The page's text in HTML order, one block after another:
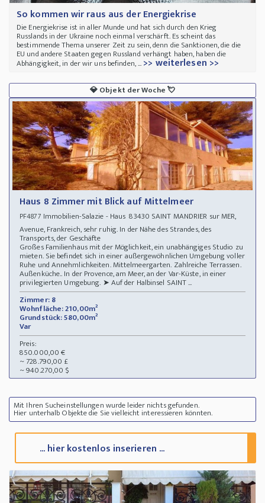
So kommen wir raus aus der Energiekrise
Die Energiekrise ist in aller Munde und hat sich durch den Krieg
Russlands in der Ukraine noch einmal verschärft. Es scheint das
bestimmende Thema unserer Zeit zu sein, denn die Sanktionen, die die
EU und andere Staaten gegen Russland verhängt haben, haben die
Abhängigkeit, in der wir uns befinden, ...>> weiterlesen >>
💎Objekt der Woche💘
Haus 8 Zimmer mit Blick auf Mittelmeer
PF4877 Immobilien-Salazie - Haus 83430 SAINT MANDRIER sur MER,
Avenue, Frankreich, sehr ruhig. In der Nähe des Strandes, des
Transports, der Geschäfte
Großes Familienhaus mit der Möglichkeit, ein unabhängiges Studio zu
mieten. Sie befindet sich in einer außergewöhnlichen Umgebung voller
Ruhe und Annehmlichkeiten. Mittelmeergarten. Zahlreiche Terrassen.
Außenküche.. In der Provence, am Meer, an der Var-Küste, in einer
privilegierten Umgebung. ➤ Auf der Halbinsel SAINT ...
Zimmer: 8
Wohnfläche: 210,00m²
Grundstück: 580,00m²
Var
Preis:
850.000,00 €
~ 728.790,00 £
~ 940.270,00 $
Mit Ihren Sucheinstellungen wurde leider nichts gefunden.
Hier unterhalb Objekte die Sie vielleicht interessieren könnten.
... hier kostenlos inserieren ...